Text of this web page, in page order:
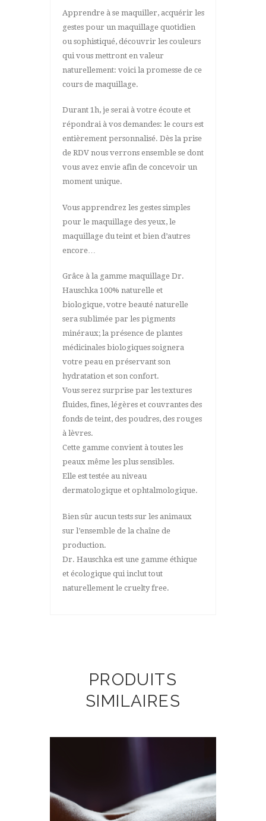
Apprendre à se maquiller, acquérir les
gestes pour un maquillage quotidien
ou sophistiqué, découvrir les couleurs
qui vous mettront en valeur
naturellement: voici la promesse de ce
cours de maquillage.
Durant 1h, je serai à votre écoute et
répondrai à vos demandes: le cours est
entièrement personnalisé. Dès la prise
de RDV nous verrons ensemble se dont
vous avez envie afin de concevoir un
moment unique.
Vous apprendrez les gestes simples
pour le maquillage des yeux, le
maquillage du teint et bien d’autres
encore…
Grâce à la gamme maquillage Dr.
Hauschka 100% naturelle et
biologique, votre beauté naturelle
sera sublimée par les pigments
minéraux; la présence de plantes
médicinales biologiques soignera
votre peau en préservant son
hydratation et son confort.
Vous serez surprise par les textures
fluides, fines, légères et couvrantes des
fonds de teint, des poudres, des rouges
à lèvres.
Cette gamme convient à toutes les
peaux même les plus sensibles.
Elle est testée au niveau
dermatologique et ophtalmologique.
Bien sûr aucun tests sur les animaux
sur l’ensemble de la chaîne de
production.
Dr. Hauschka est une gamme éthique
et écologique qui inclut tout
naturellement le cruelty free.
PRODUITS
SIMILAIRES